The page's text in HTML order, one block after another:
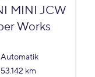
MINI JCW
Works
Automatik
53.142 km